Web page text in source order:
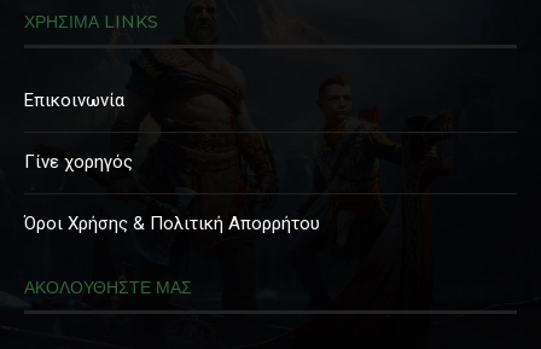
ΧΡΗΣΙΜΑ LINKS
Επικοινωνία
Γίνε χορηγός
Όροι Χρήσης & Πολιτική Απορρήτου
ΑΚΟΛΟΥΘΗΣΤΕ ΜΑΣ